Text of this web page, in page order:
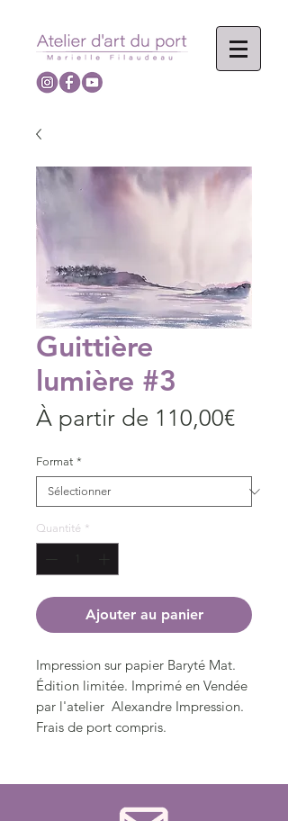
Guittière
lumière #3
À partir de 110,00€Prix
Format *
Quantité *
Ajouter au panier
Impression sur papier Baryté Mat.
Édition limitée. Imprimé en Vendée
par l'atelier Alexandre Impression.
Frais de port compris.